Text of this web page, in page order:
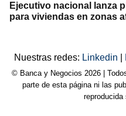
Ejecutivo nacional lanza
para viviendas en zonas
Nuestras redes: Linkedin
© Banca y Negocios 2026 |
parte de esta página ni las